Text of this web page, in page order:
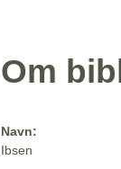
Om
Navn:
Ibsen